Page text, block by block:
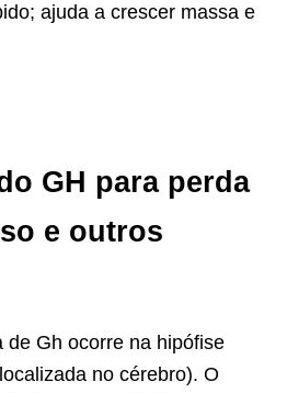
ajuda a crescer massa e
GH para perda
e outros
de Gh ocorre na hipófise
no cérebro). O